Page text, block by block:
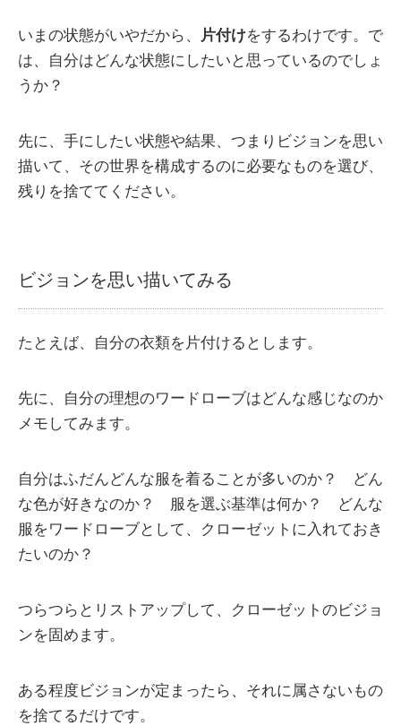
いまの状態がいやだから、 片付けをするわけです。で
は、自分はどんな状態にしたいと思っているのでしょ
うか？
先に、手にしたい状態や結果、つまりビジョンを思い
描いて、その世界を構成するのに必要なものを選び、
残りを捨ててください。
ビジョンを思い描いてみる
たとえば、自分の衣類を片付けるとします。
先に、自分の理想のワードローブはどんな感じなのか
メモしてみます。
自分はふだんどんな服を着ることが多いのか？ どん
な色が好きなのか？ 服を選ぶ基準は何か？ どんな
服をワードローブとして、クローゼットに入れておき
たいのか？
つらつらとリストアップして、クローゼットのビジョ
ンを固めます。
ある程度ビジョンが定まったら、それに属さないもの
を捨てるだけです。